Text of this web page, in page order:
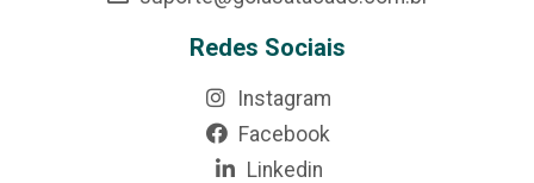
Redes Sociais
Instagram
Facebook
Linkedin